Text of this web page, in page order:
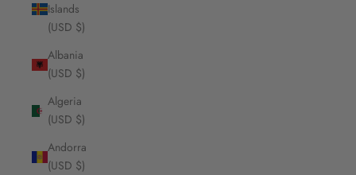
Islands
(USD $)
Albania
(USD $)
Algeria
(USD $)
Andorra
(USD $)